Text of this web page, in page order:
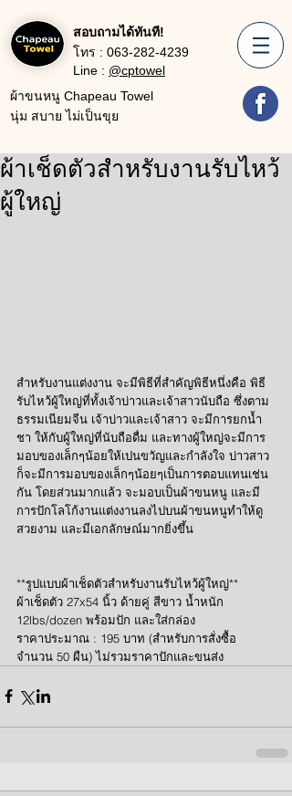
สอบถามได้ทันที!
โทร : 063-282-4239
Line : @cptowel
ผ้าขนหนู Chapeau Towel
นุ่ม สบาย ไม่เป็นขุย
ผ้าเช็ดตัวสำหรับงานรับไหว้
ผู้ใหญ่
สำหรับงานแต่งงาน จะมีพิธีที่สำคัญพิธีหนึ่งคือ พิธี
รับไหว้ผู้ใหญ่ที่ทั้งเจ้าบ่าวและเจ้าสาวนับถือ ซึ่งตาม
ธรรมเนียมจีน เจ้าบ่าวและเจ้าสาว จะมีการยกน้ำ
ชา ให้กับผู้ใหญ่ที่นับถือดื่ม และทางผู้ใหญ่จะมีการ
มอบของเล็กๆน้อยให้เปนขวัญและกำลังใจ บ่าวสาว
ก็จะมีการมอบของเล็กๆน้อยๆเป็นการตอบแทนเช่น
กัน โดยส่วนมากแล้ว จะมอบเป็นผ้าขนหนู และมี
การปักโลโก้งานแต่งงานลงไปบนผ้าขนหนูทำให้ดู
สวยงาม และมีเอกลักษณ์มากยิ่งขึ้น
**รูปแบบผ้าเช็ดตัวสำหรับงานรับไหว้ผู้ใหญ่**
ผ้าเช็ดตัว 27x54 นิ้ว ด้ายคู่ สีขาว น้ำหนัก
12lbs/dozen พร้อมปัก และใส่กล่อง
ราคาประมาณ : 195 บาท (สำหรับการสั่งซื้อ
จำนวน 50 ผืน) ไม่รวมราคาปักและขนส่ง